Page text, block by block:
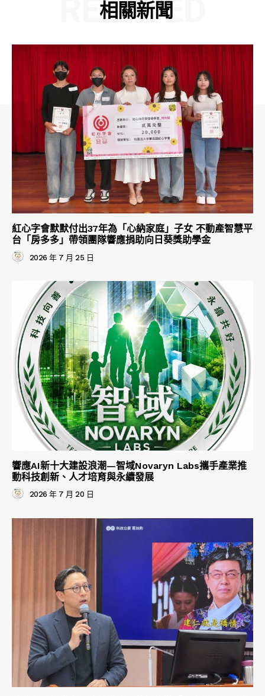
相關新聞
RELATED
紅心字會默默付出37年為「心納家庭」子女 不動產智慧平
台「房多多」帶領團隊響應捐助向日葵獎助學金
2026 年 7 月 25 日
響應AI新十大建設浪潮—智域Novaryn Labs攜手產業推
動科技創新、人才培育與永續發展
2026 年 7 月 20 日